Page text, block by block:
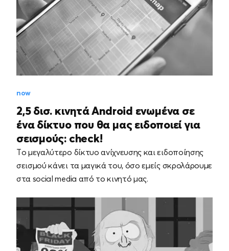
now
2,5 δισ. κινητά Android ενωμένα σε
ένα δίκτυο που θα μας ειδοποιεί για
σεισμούς: check!
Tο μεγαλύτερο δίκτυο ανίχνευσης και ειδοποίησης
σεισμού κάνει τα μαγικά του, όσο εμείς σκρολάρουμε
στα social media από το κινητό μας.